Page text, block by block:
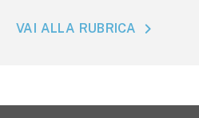
VAI ALLA RUBRICA